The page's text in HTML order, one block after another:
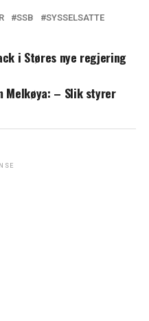
SSB SYSSELSATTE
i Støres nye regjering
Melkøya: – Slik styrer